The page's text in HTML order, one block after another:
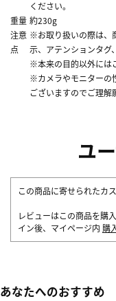
ください。
重量 約230g
注意
点
※お取り扱いの際は、
示、アテンションタグ
※本来の目的以外には
※カメラやモニターの
ございますのでご理解
ユ
この商品に寄せられたカ
レビューはこの商品を購
イン後、マイページ内 購
あなたへのおすすめ